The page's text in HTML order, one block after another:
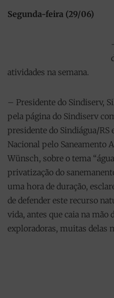
Segunda-feira (29/06)
atividades na semana.
– Presidente do Sindiserv,
pela página do Sindiserv
presidente do Sindiágua/RS
Nacional pelo Saneamento
Wünsch, sobre o tema
privatização do
uma hora de duração,
de defender este recurso
vida, antes que caia na mão
exploradoras, muitas delas